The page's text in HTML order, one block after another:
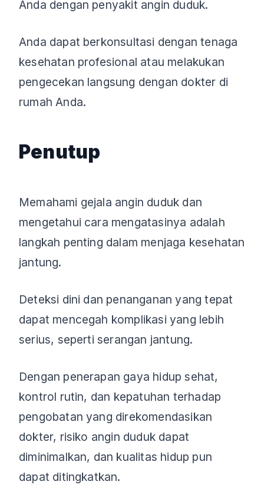
Anda dengan penyakit angin duduk.
Anda dapat berkonsultasi dengan tenaga
kesehatan profesional atau melakukan
pengecekan langsung dengan dokter di
rumah Anda.
Penutup
Memahami gejala angin duduk dan
mengetahui cara mengatasinya adalah
langkah penting dalam menjaga kesehatan
jantung.
Deteksi dini dan penanganan yang tepat
dapat mencegah komplikasi yang lebih
serius, seperti serangan jantung.
Dengan penerapan gaya hidup sehat,
kontrol rutin, dan kepatuhan terhadap
pengobatan yang direkomendasikan
dokter, risiko angin duduk dapat
diminimalkan, dan kualitas hidup pun
dapat ditingkatkan.